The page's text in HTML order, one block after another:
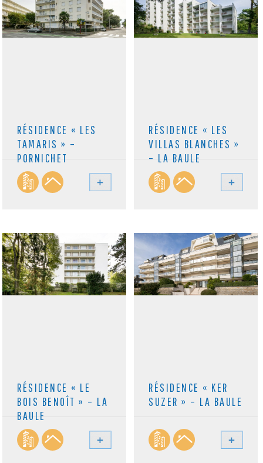
RÉSIDENCE « LES
TAMARIS » –
PORNICHET
RÉSIDENCE « LES
VILLAS BLANCHES »
– LA BAULE
RÉSIDENCE « LE
BOIS BENOÎT » – LA
BAULE
RÉSIDENCE « KER
SUZER » – LA BAULE